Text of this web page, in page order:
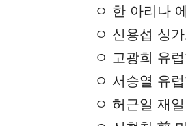
ㅇ 한 아리나
ㅇ 신용섭 싱
ㅇ 고광희 유
ㅇ 서승열 유
ㅇ 허근일 재